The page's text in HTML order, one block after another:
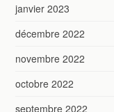
janvier 2023
décembre 2022
novembre 2022
octobre 2022
septembre 2022